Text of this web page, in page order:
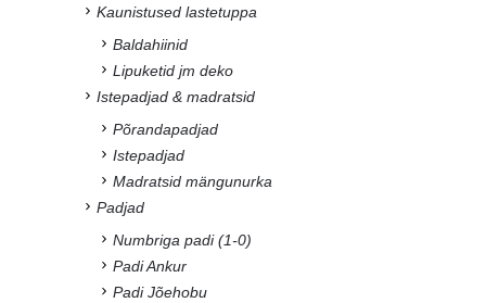
Kaunistused lastetuppa
Baldahiinid
Lipuketid jm deko
Istepadjad & madratsid
Põrandapadjad
Istepadjad
Madratsid mängunurka
Padjad
Numbriga padi (1-0)
Padi Ankur
Padi Jõehobu